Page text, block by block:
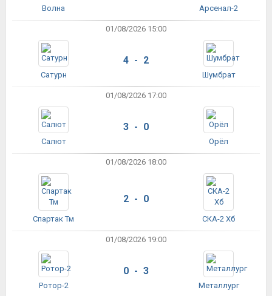
Волна Арсенал-2
01/08/2026 15:00
Сатурн
4 - 2
Шумбрат
01/08/2026 17:00
Салют
3 - 0
Орёл
01/08/2026 18:00
Спартак Тм
2 - 0
СКА-2 Хб
01/08/2026 19:00
Ротор-2
0 - 3
Металлург